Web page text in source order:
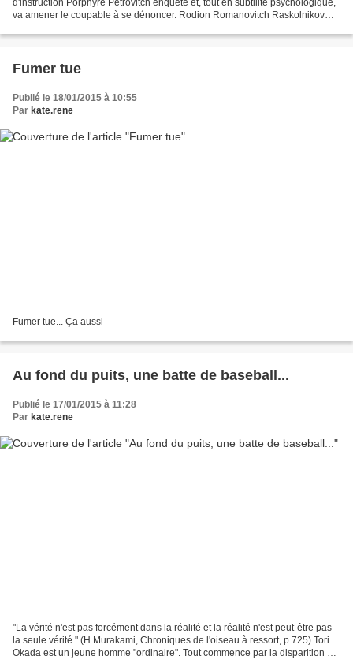
d'instruction Porphyre Petrovitch enquête et, tout en subtilité psychologique,
va amener le coupable à se dénoncer. Rodion Romanovitch Raskolnikov
Fumer tue
Publié le 18/01/2015 à 10:55
Par kate.rene
Fumer tue... Ça aussi
Au fond du puits, une batte de baseball...
Publié le 17/01/2015 à 11:28
Par kate.rene
"La vérité n'est pas forcément dans la réalité et la réalité n'est peut-être pas
la seule vérité." (H Murakami, Chroniques de l'oiseau à ressort, p.725) Tori
Okada est un jeune homme "ordinaire". Tout commence par la disparition du